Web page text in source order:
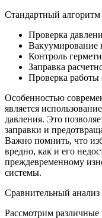
Стандартный алгоритм
Проверка
Вакуумирование
Контроль
Заправка
Проверка работы
Особенностью
является
давления. Это
заправки и
Важно помнить, что
вредно, как и его
преждевременному
системы.
Сравнительный
Рассмотрим